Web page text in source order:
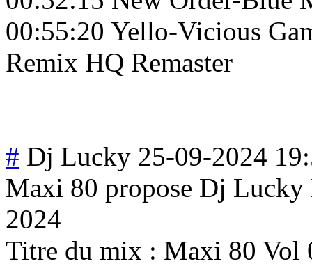
00:55:20 Yello-Vicious
Remix HQ Remaster
# Dj Lucky 25-09-2024
Maxi 80 propose Dj
2024
Titre du mix : Maxi 80 Vol